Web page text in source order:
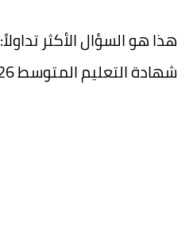
هذا هو السؤال الأكثر تداولاً:
شهادة التعليم المتوسط 2026؟"